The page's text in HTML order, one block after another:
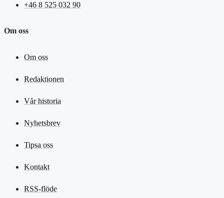
+46 8 525 032 90
Om oss
Om oss
Redaktionen
Vår historia
Nyhetsbrev
Tipsa oss
Kontakt
RSS-flöde